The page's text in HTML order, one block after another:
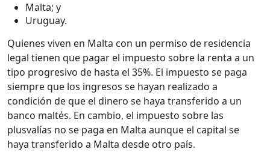
Malta; y
Uruguay.
Quienes viven en Malta con un permiso de residencia
legal tienen que pagar el impuesto sobre la renta a un
tipo progresivo de hasta el 35%. El impuesto se paga
siempre que los ingresos se hayan realizado a
condición de que el dinero se haya transferido a un
banco maltés. En cambio, el impuesto sobre las
plusvalías no se paga en Malta aunque el capital se
haya transferido a Malta desde otro país.